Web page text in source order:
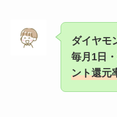
ダイヤモ
毎月1日
ント還元